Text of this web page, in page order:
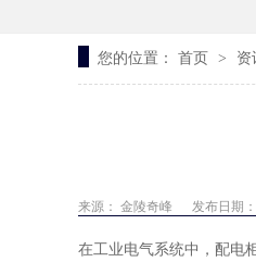
您的位置： 首页 > 资
来源： 金陵奇峰 发布日期
在工业电气系统中，配电